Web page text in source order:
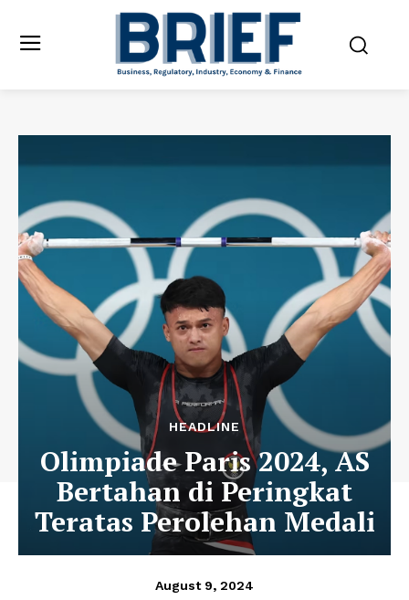
HEADLINE
Olimpiade Paris 2024, AS
Bertahan di Peringkat
Teratas Perolehan Medali
August 9, 2024